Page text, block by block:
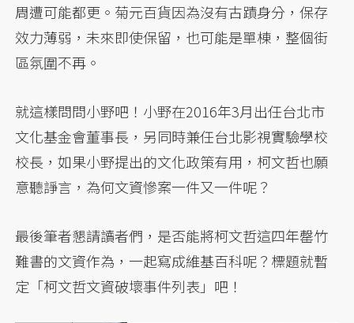
周遭可能都更。菊元百貨因為沒有古蹟身分，保存
效力薄弱，未來即使保留，也可能是單棟，整個街
區氛圍不再。
就這樣問問小野吧！小野在2016年3月出任台北市
文化基金會董事長，另同時兼任台北影視實驗學校
校長，如果小野提出的文化政策有用，柯文哲也願
意聽諍言，為何文資慘案一件又一件呢？
最後筆者懇請讀者們，是否能將柯文哲這四年罄竹
難書的文資作為，一起寫成維基百科呢？標題就暫
定「柯文哲文資破壞事件列表」吧！